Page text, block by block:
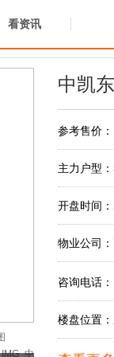
看资讯
中凯
参考售价：
主力户型：
开盘时间：
物业公司：
咨询电话：
楼盘位置：